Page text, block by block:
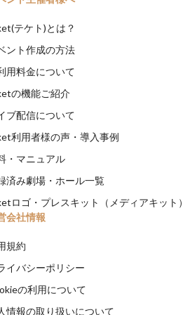
テケト)とは？
ント作成の方法
用料金について
の機能ご紹介
ブ配信について
利用者様の声・導入事例
・マニュアル
済み劇場・ホール一覧
ロゴ・プレスキット（メディアキット）
会社情報
規約
イバシーポリシー
の利用について
情報の取り扱いについて